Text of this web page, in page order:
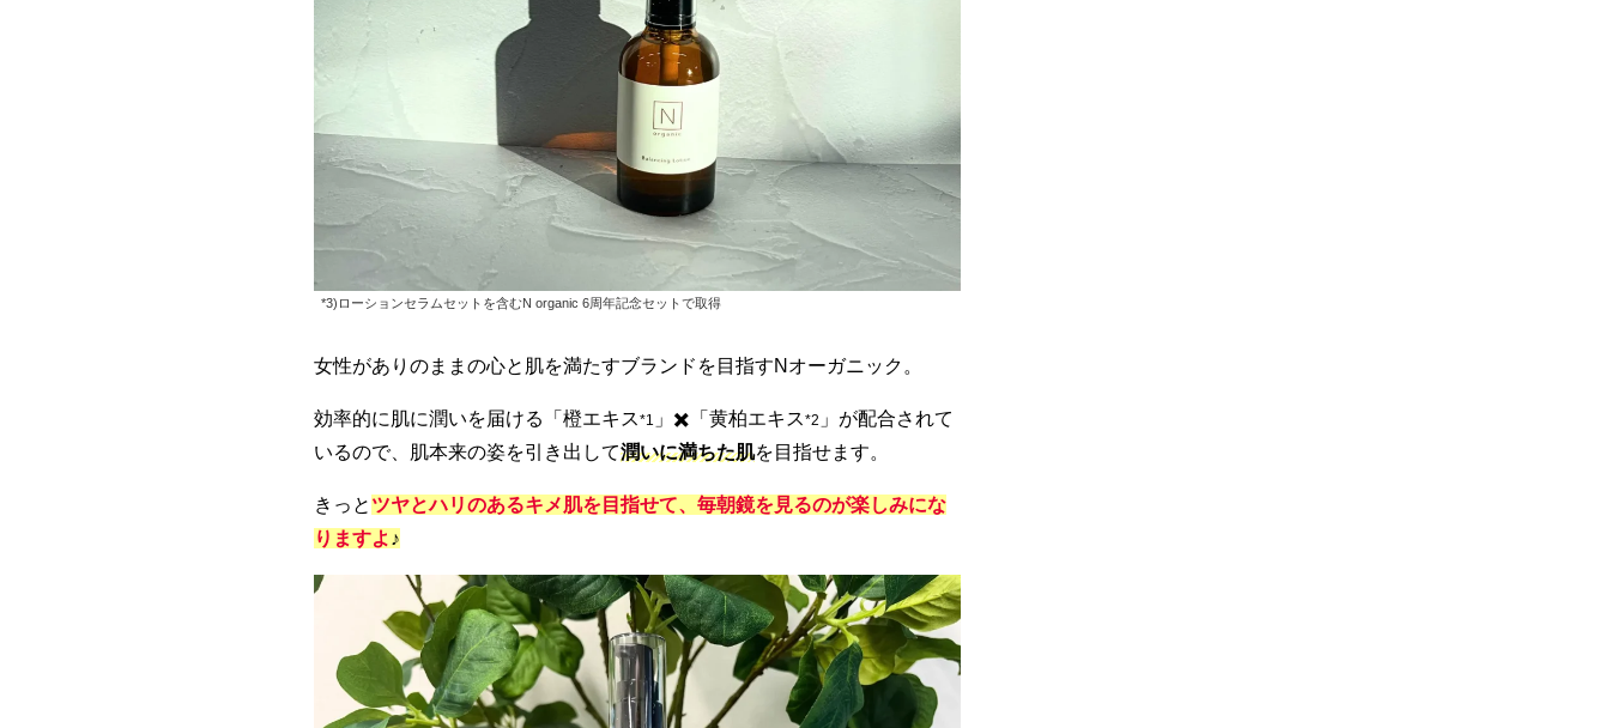
*3)ローションセラムセットを含むN organic 6周年記念セットで取得
女性がありのままの心と肌を満たすブランドを目指すNオーガニック。
効率的に肌に潤いを届ける「橙エキス*1 」✖️「黄柏エキス*2 」が配合されて
いるので、肌本来の姿を引き出して潤いに満ちた肌を目指せます。
きっと ツヤとハリのあるキメ肌を目指せて、毎朝鏡を見るのが楽しみにな
りますよ ♪